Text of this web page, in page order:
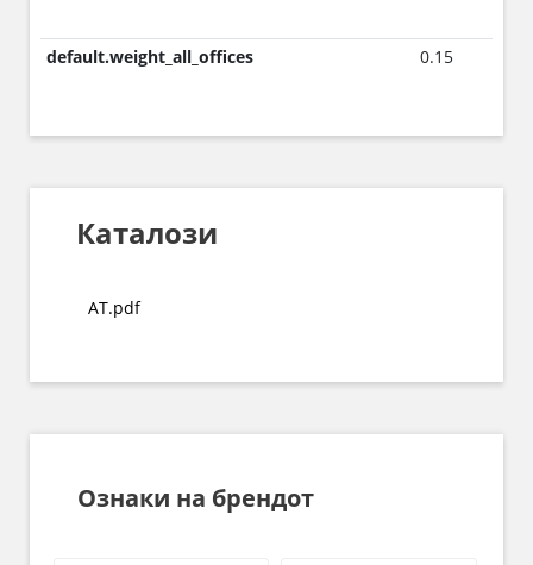
default.weight_all_offices 0.15
Каталози
AT.pdf
Ознаки на брендот